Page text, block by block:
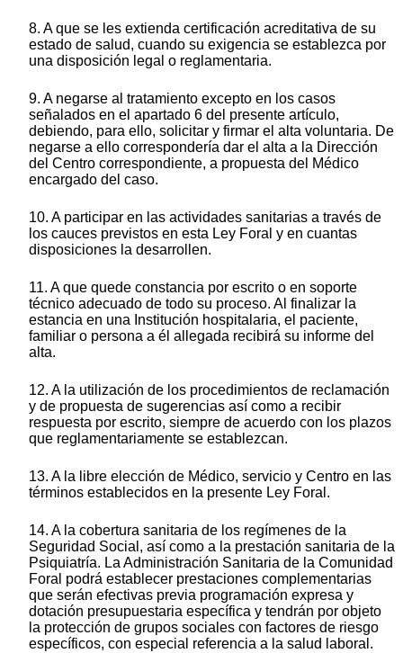
8. A que se les extienda certificación acreditativa de su
estado de salud, cuando su exigencia se establezca por
una disposición legal o reglamentaria.
9. A negarse al tratamiento excepto en los casos
señalados en el apartado 6 del presente artículo,
debiendo, para ello, solicitar y firmar el alta voluntaria. De
negarse a ello correspondería dar el alta a la Dirección
del Centro correspondiente, a propuesta del Médico
encargado del caso.
10. A participar en las actividades sanitarias a través de
los cauces previstos en esta Ley Foral y en cuantas
disposiciones la desarrollen.
11. A que quede constancia por escrito o en soporte
técnico adecuado de todo su proceso. Al finalizar la
estancia en una Institución hospitalaria, el paciente,
familiar o persona a él allegada recibirá su informe del
alta.
12. A la utilización de los procedimientos de reclamación
y de propuesta de sugerencias así como a recibir
respuesta por escrito, siempre de acuerdo con los plazos
que reglamentariamente se establezcan.
13. A la libre elección de Médico, servicio y Centro en las
términos establecidos en la presente Ley Foral.
14. A la cobertura sanitaria de los regímenes de la
Seguridad Social, así como a la prestación sanitaria de la
Psiquiatría. La Administración Sanitaria de la Comunidad
Foral podrá establecer prestaciones complementarias
que serán efectivas previa programación expresa y
dotación presupuestaria específica y tendrán por objeto
la protección de grupos sociales con factores de riesgo
específicos, con especial referencia a la salud laboral.